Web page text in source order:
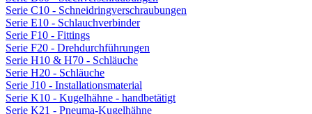
Serie C10 - Schneidringverschraubungen
Serie E10 - Schlauchverbinder
Serie F10 - Fittings
Serie F20 - Drehdurchführungen
Serie H10 & H70 - Schläuche
Serie H20 - Schläuche
Serie J10 - Installationsmaterial
Serie K10 - Kugelhähne - handbetätigt
Serie K21 - Pneuma-Kugelhähne